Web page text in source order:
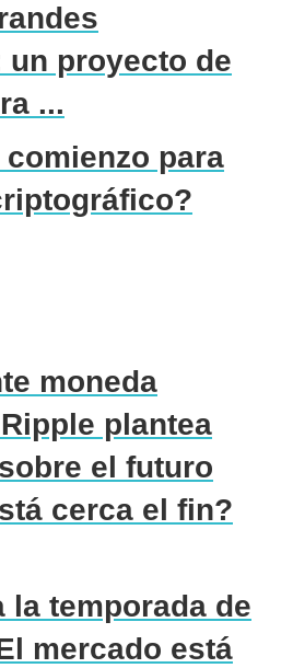
un proyecto de
...
para
moneda
plantea
el futuro
cerca el fin?
la temporada de
mercado está